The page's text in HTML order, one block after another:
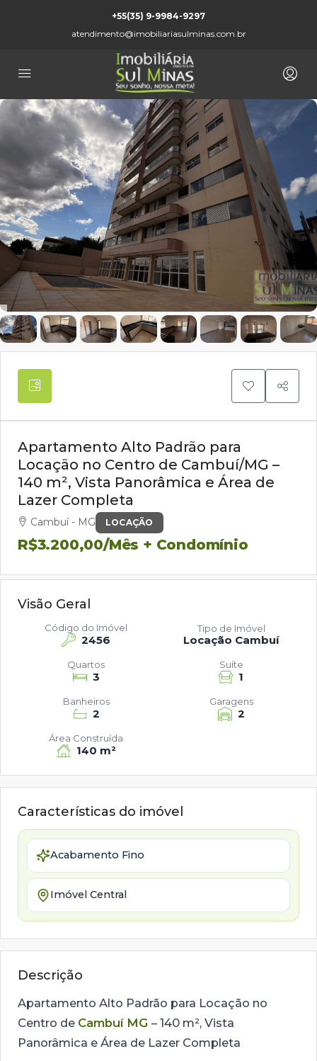
+55(35) 9-9984-9297
atendimento@imobiliariasulminas.com.br
LOCAÇÃO
Apartamento Alto Padrão para
Locação no Centro de Cambuí/MG –
140 m², Vista Panorâmica e Área de
Lazer Completa
Cambuí - MG
R$3.200,00/Mês + Condomínio
Visão Geral
2456
Código do Imóvel
Locação Cambuí
Tipo de Imóvel
3
Quartos
1
Suíte
2
Banheiros
2
Garagens
140 m²
Área Construída
Características do imóvel
Acabamento Fino
Imóvel Central
Descrição
Apartamento Alto Padrão para Locação no
Centro de Cambuí MG – 140 m², Vista
Panorâmica e Área de Lazer Completa